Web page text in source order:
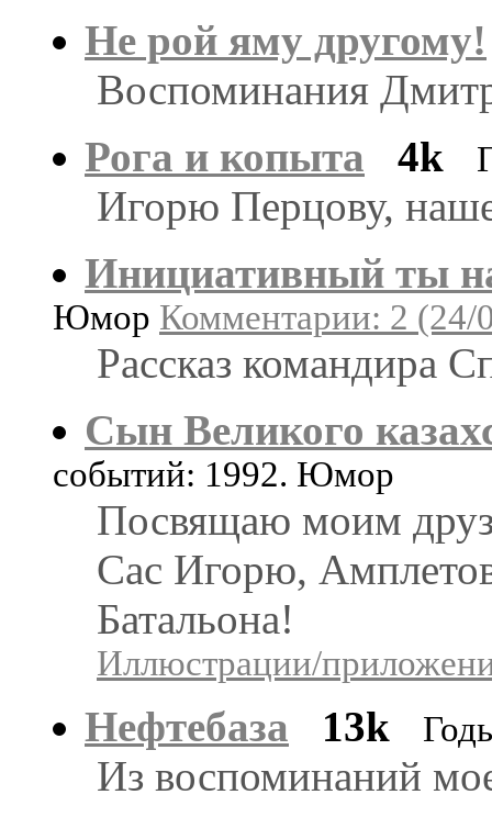
Не рой яму другому!
Воспоминания
Рога и копыта
4k
Игорю Перцову,
Инициативный ты
Юмор Комментарии: 2 (24/
Рассказ
Сын Великого
событий: 1992. Юмор
Посвящаю моим
Сас Игорю,
Батальона!
Иллюстрации/
Нефтебаза 13k
Из воспоминаний